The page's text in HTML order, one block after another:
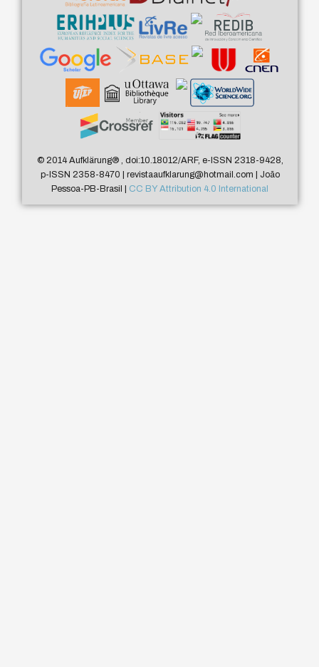
© 2014 Aufklärung®, doi:10.18012/ARF, e-ISSN 2318-9428,
p-ISSN 2358-8470 | revistaaufklarung@hotmail.com | João
Pessoa-PB-Brasil | CC BY Attribution 4.0 International